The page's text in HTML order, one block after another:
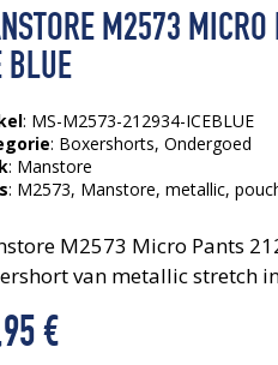
M2573
BLUE
: MS-M2573-212934-ICEBLUE
: Boxershorts,Ondergoed
: Manstore
: M2573, Manstore, metallic,
M2573 Micro Pants
van metallic stretch
€